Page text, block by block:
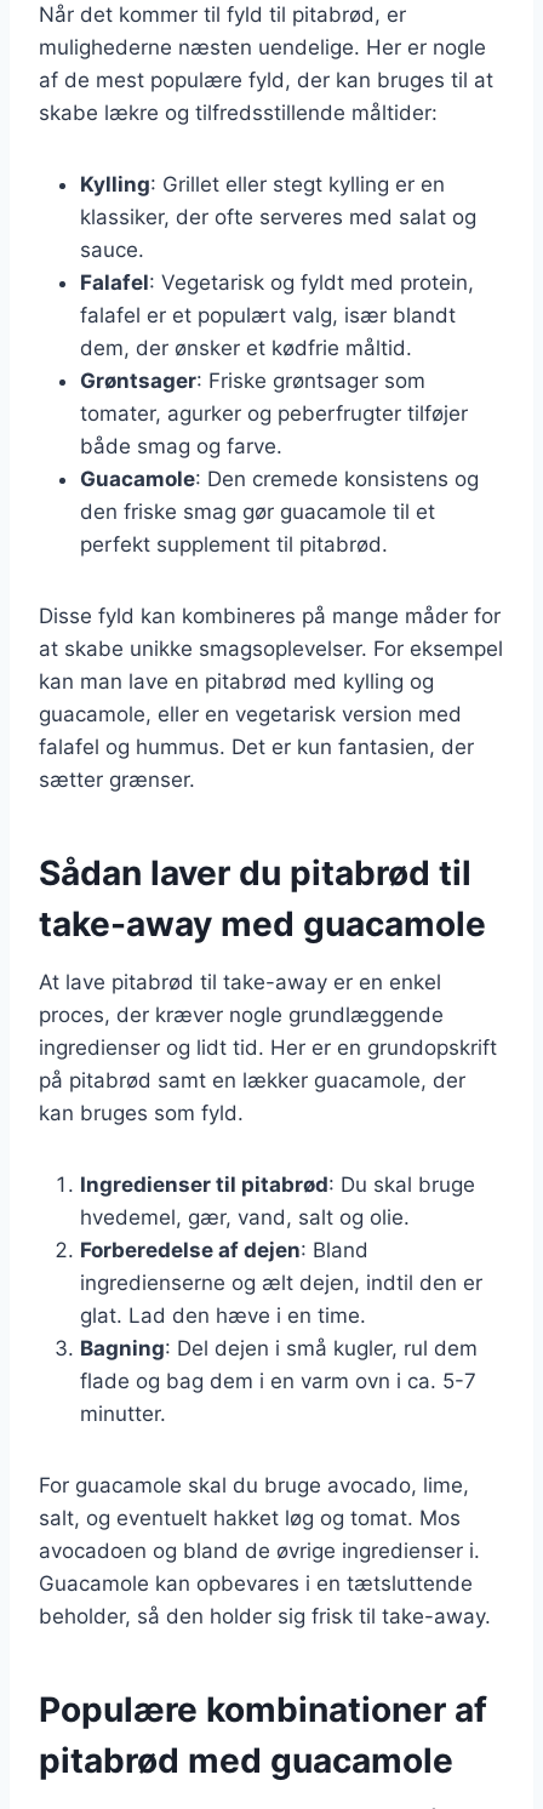
Når det kommer til fyld til pitabrød, er
mulighederne næsten uendelige. Her er nogle
af de mest populære fyld, der kan bruges til at
skabe lækre og tilfredsstillende måltider:
Kylling: Grillet eller stegt kylling er en
klassiker, der ofte serveres med salat og
sauce.
Falafel: Vegetarisk og fyldt med protein,
falafel er et populært valg, især blandt
dem, der ønsker et kødfrie måltid.
Grøntsager: Friske grøntsager som
tomater, agurker og peberfrugter tilføjer
både smag og farve.
Guacamole: Den cremede konsistens og
den friske smag gør guacamole til et
perfekt supplement til pitabrød.
Disse fyld kan kombineres på mange måder for
at skabe unikke smagsoplevelser. For eksempel
kan man lave en pitabrød med kylling og
guacamole, eller en vegetarisk version med
falafel og hummus. Det er kun fantasien, der
sætter grænser.
Sådan laver du pitabrød til
take-away med guacamole
At lave pitabrød til take-away er en enkel
proces, der kræver nogle grundlæggende
ingredienser og lidt tid. Her er en grundopskrift
på pitabrød samt en lækker guacamole, der
kan bruges som fyld.
Ingredienser til pitabrød: Du skal bruge
hvedemel, gær, vand, salt og olie.
Forberedelse af dejen: Bland
ingredienserne og ælt dejen, indtil den er
glat. Lad den hæve i en time.
Bagning: Del dejen i små kugler, rul dem
flade og bag dem i en varm ovn i ca. 5-7
minutter.
For guacamole skal du bruge avocado, lime,
salt, og eventuelt hakket løg og tomat. Mos
avocadoen og bland de øvrige ingredienser i.
Guacamole kan opbevares i en tætsluttende
beholder, så den holder sig frisk til take-away.
Populære kombinationer af
pitabrød med guacamole